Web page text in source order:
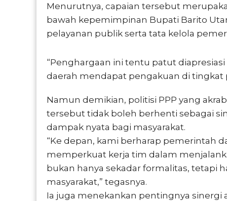
Menurutnya, capaian tersebut
bawah kepemimpinan Bupati Barito
pelayanan publik serta tata kelola
“Penghargaan ini tentu patut
daerah mendapat pengakuan di tingkat
Namun demikian, politisi PPP yang
tersebut tidak boleh berhenti sebagai
dampak nyata bagi masyarakat.
“Ke depan, kami berharap pemerintah
memperkuat kerja tim dalam
bukan hanya sekadar formalitas, tetapi
masyarakat,” tegasnya.
Ia juga menekankan pentingnya